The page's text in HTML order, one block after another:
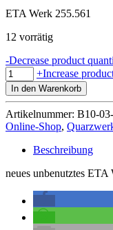
ETA Werk 255.561
12 vorrätig
-Decrease product
+Increase
In den Warenkorb
Artikelnummer: B10-
Online-Shop,
Beschreibung
neues unbenutztes